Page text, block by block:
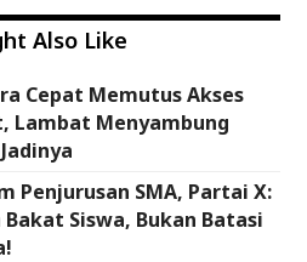
Also Like
Cepat Memutus Akses
Lambat Menyambung
Penjurusan SMA, Partai X:
Siswa, Bukan Batasi